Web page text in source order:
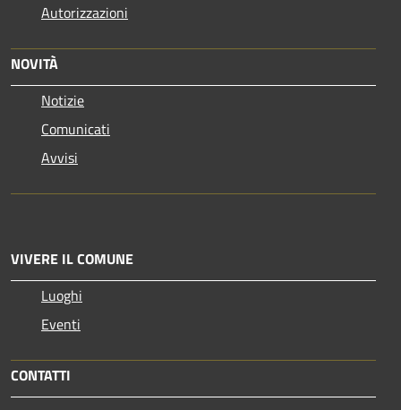
Autorizzazioni
NOVITÀ
Notizie
Comunicati
Avvisi
VIVERE IL COMUNE
Luoghi
Eventi
CONTATTI